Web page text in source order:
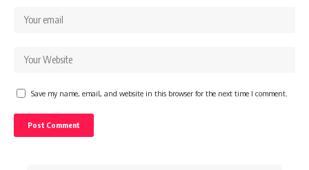
Save my name, email, and website in this browser for the next time I comment.